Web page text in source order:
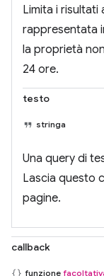
Limita i risultati
rappresentata
la proprietà
24 ore.
testo
stringa
Una query di
Lascia questo
pagine.
callback
funzione